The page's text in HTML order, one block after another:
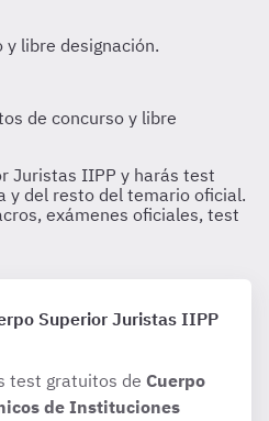
Superior Juristas IIPP
test gratuitos de Cuerpo
de Instituciones